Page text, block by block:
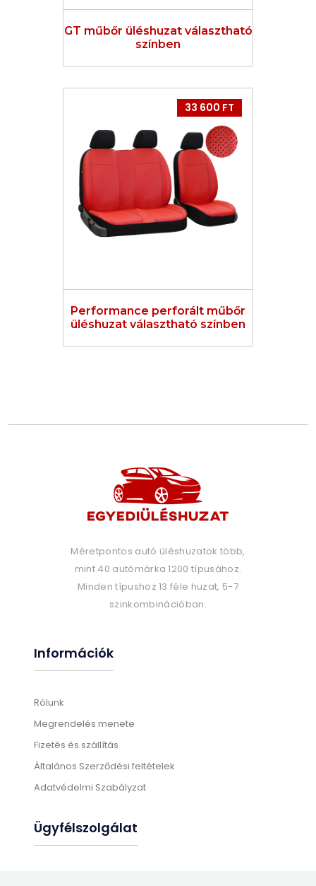
GT műbőr üléshuzat választható
színben
33 600 FT
Performance perforált műbőr
üléshuzat választható színben
Méretpontos autó üléshuzatok több,
mint 40 autómárka 1200 típusához.
Minden típushoz 13 féle huzat, 5-7
szinkombinációban.
Információk
Rólunk
Megrendelés menete
Fizetés és szállítás
Általános Szerződési feltételek
Adatvédelmi Szabályzat
Ügyfélszolgálat